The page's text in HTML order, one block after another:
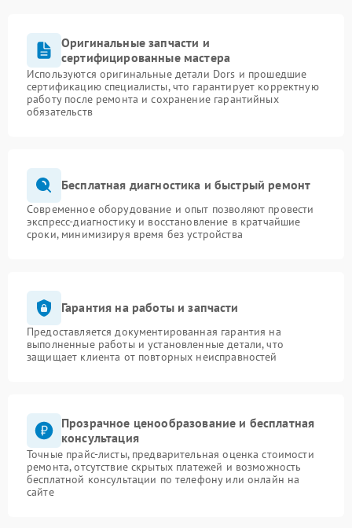
Оригинальные запчасти и
сертифицированные мастера
Используются оригинальные детали Dors и прошедшие
сертификацию специалисты, что гарантирует корректную
работу после ремонта и сохранение гарантийных
обязательств
Бесплатная диагностика и быстрый ремонт
Современное оборудование и опыт позволяют провести
экспресс-диагностику и восстановление в кратчайшие
сроки, минимизируя время без устройства
Гарантия на работы и запчасти
Предоставляется документированная гарантия на
выполненные работы и установленные детали, что
защищает клиента от повторных неисправностей
Прозрачное ценообразование и бесплатная
консультация
Точные прайс-листы, предварительная оценка стоимости
ремонта, отсутствие скрытых платежей и возможность
бесплатной консультации по телефону или онлайн на
сайте